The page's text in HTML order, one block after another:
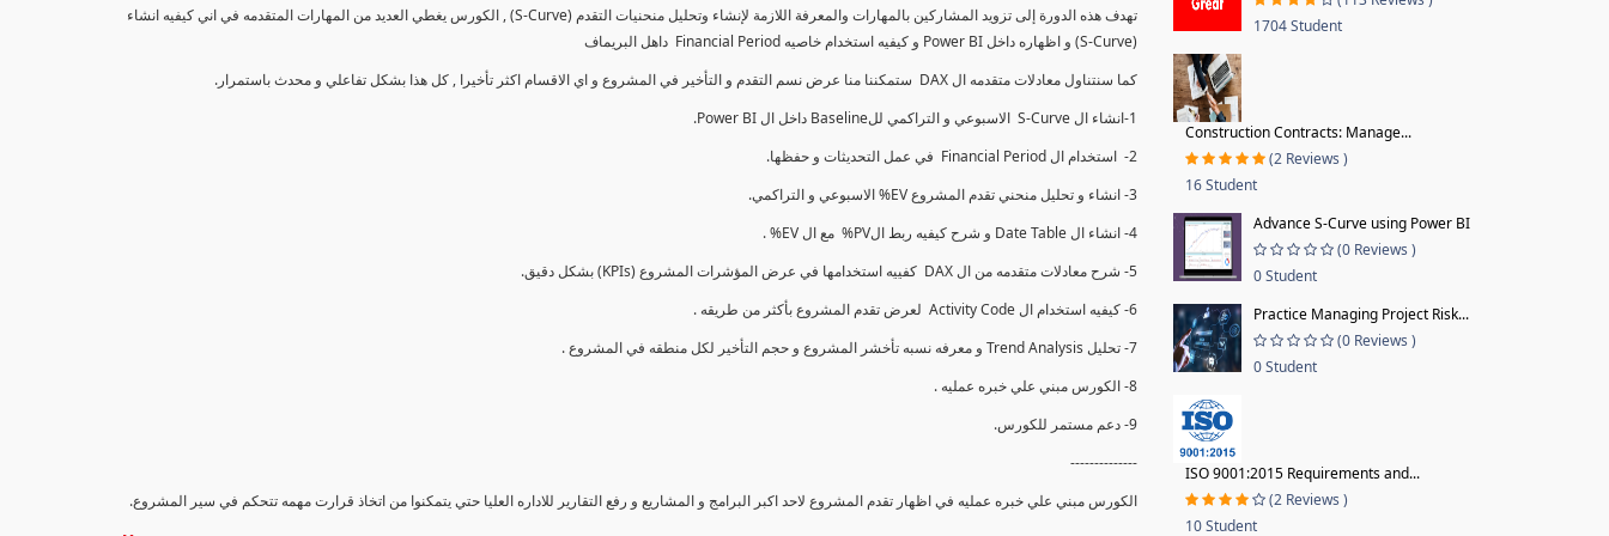
تهدف هذه الدورة إلى تزويد المشاركين بالمهارات والمعرفة اللازمة لإنشاء وتحليل منحنيات التقدم (S-Curve) , الكورس يغطي العديد من المهارات المتقدمه في اني كيفيه انشاء
(S-Curve) و اظهاره داخل Power BI و كيفيه استخدام خاصيه Financial Period داهل البريماف
كما سنتناول معادلات متقدمه ال DAX ستمكننا منا عرض نسم التقدم و التأخير في المشروع و اي الاقسام اكثر تأخيرا , كل هذا بشكل تفاعلي و محدث باستمرار.
1-انشاء ال S-Curve الاسبوعي و التراكمي للBaseline داخل ال Power BI.
2- استخدام ال Financial Period في عمل التحديثات و حفظها.
3- انشاء و تحليل منحني تقدم المشروع EV% الاسبوعي و التراكمي.
4- انشاء ال Date Table و شرح كيفيه ربط الPV% مع ال EV% .
5- شرح معادلات متقدمه من ال DAX كفييه استخدامها في عرض المؤشرات المشروع (KPIs) بشكل دقيق.
6- كيفيه استخدام ال Activity Code لعرض تقدم المشروع بأكثر من طريقه .
7- تحليل Trend Analysis و معرفه نسبه تأخشر المشروع و حجم التأخير لكل منطقه في المشروع .
8- الكورس مبني علي خبره عمليه .
9- دعم مستمر للكورس.
--------------
الكورس مبني علي خبره عمليه في اظهار تقدم المشروع لاحد اكبر البرامج و المشاريع و رفع التقارير للاداره العليا حتي يتمكنوا من اتخاذ قرارت مهمه تتحكم في سير المشروع.
1704 Student
Construction Contracts: Manage...
(2 Reviews )
16 Student
Advance S-Curve using Power BI
(0 Reviews )
0 Student
Practice Managing Project Risk...
(0 Reviews )
0 Student
ISO 9001:2015 Requirements and...
(2 Reviews )
10 Student